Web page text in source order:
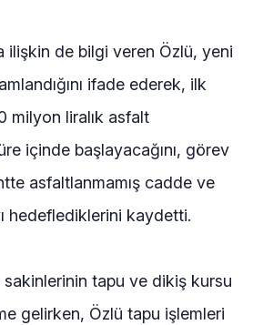
ilişkin de bilgi veren Özlü, yeni
ifade ederek, ilk
milyon liralık asfalt
içinde başlayacağını, görev
asfaltlanmamış cadde ve
hedeflediklerini kaydetti.
sakinlerinin tapu ve dikiş kursu
gelirken, Özlü tapu işlemleri